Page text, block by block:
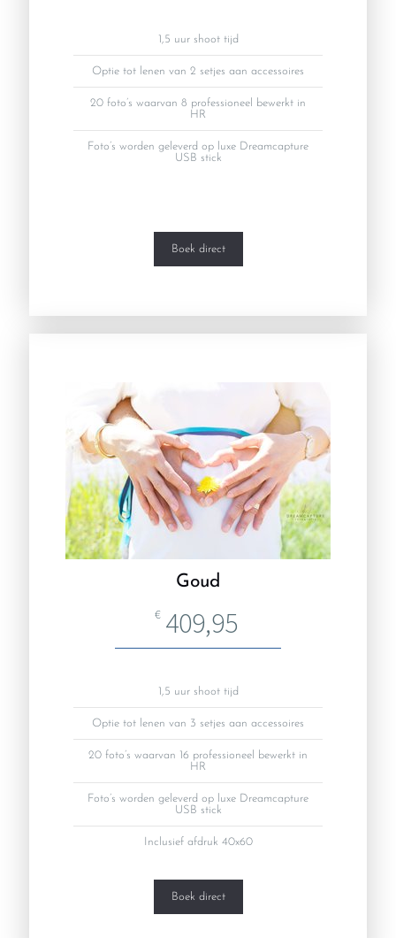
1,5 uur shoot tijd
Optie tot lenen van 2 setjes aan accessoires
20 foto’s waarvan 8 professioneel bewerkt in
HR
Foto’s worden geleverd op luxe Dreamcapture
USB stick
Boek direct
Goud
€ 409,95
1,5 uur shoot tijd
Optie tot lenen van 3 setjes aan accessoires
20 foto’s waarvan 16 professioneel bewerkt in
HR
Foto’s worden geleverd op luxe Dreamcapture
USB stick
Inclusief afdruk 40x60
Boek direct